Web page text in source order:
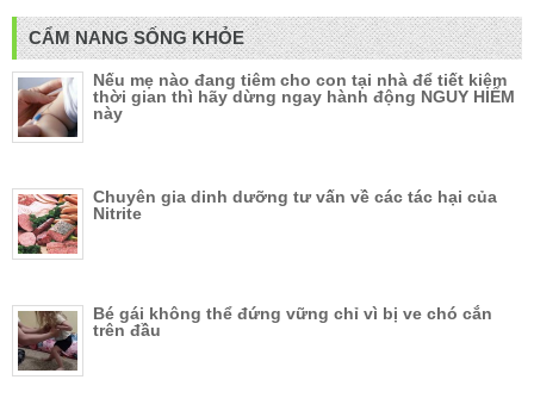
CẨM NANG SỐNG KHỎE
Nếu mẹ nào đang tiêm cho con tại nhà để tiết kiệm
thời gian thì hãy dừng ngay hành động NGUY HIỂM
này
Chuyên gia dinh dưỡng tư vấn về các tác hại của
Nitrite
Bé gái không thể đứng vững chỉ vì bị ve chó cắn
trên đầu